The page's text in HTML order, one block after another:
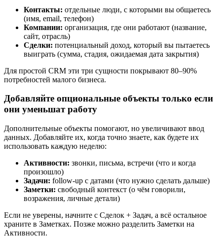
Контакты: отдельные люди, с которыми вы общаетесь
(имя, email, телефон)
Компании: организация, где они работают (название,
сайт, отрасль)
Сделки: потенциальный доход, который вы пытаетесь
выиграть (сумма, стадия, ожидаемая дата закрытия)
Для простой CRM эти три сущности покрывают 80–90%
потребностей малого бизнеса.
Добавляйте опциональные объекты только если
они уменьшат работу
Дополнительные объекты помогают, но увеличивают ввод
данных. Добавляйте их, когда точно знаете, как будете их
использовать каждую неделю:
Активности: звонки, письма, встречи (что и когда
произошло)
Задачи: follow-up с датами (что нужно сделать дальше)
Заметки: свободный контекст (о чём говорили,
возражения, личные детали)
Если не уверены, начните с Сделок + Задач, а всё остальное
храните в Заметках. Позже можно разделить Заметки на
Активности.